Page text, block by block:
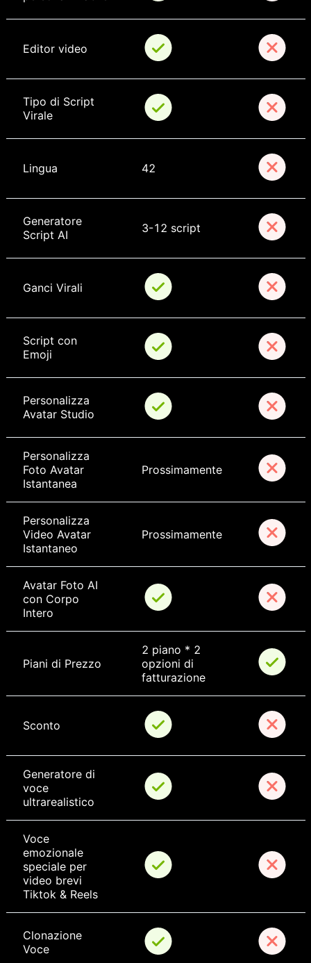
Editor video
Tipo di Script
Virale
Lingua 42
Generatore
Script AI
3-12 script
Ganci Virali
Script con
Emoji
Personalizza
Avatar Studio
Personalizza
Foto Avatar
Istantanea
Prossimamente
Personalizza
Video Avatar
Istantaneo
Prossimamente
Avatar Foto AI
con Corpo
Intero
Piani di Prezzo
2 piano * 2
opzioni di
fatturazione
Sconto
Generatore di
voce
ultrarealistico
Voce
emozionale
speciale per
video brevi
Tiktok & Reels
Clonazione
Voce